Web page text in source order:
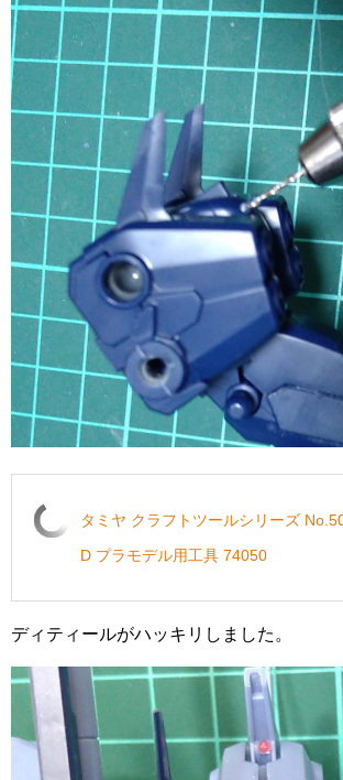
タミヤ クラフトツールシリーズ
D プラモデル用工具 74050
ディティールがハッキリしました。